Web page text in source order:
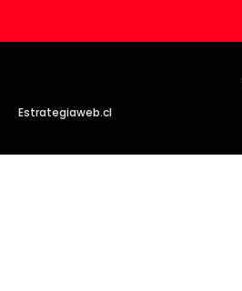
Estrategiaweb.cl